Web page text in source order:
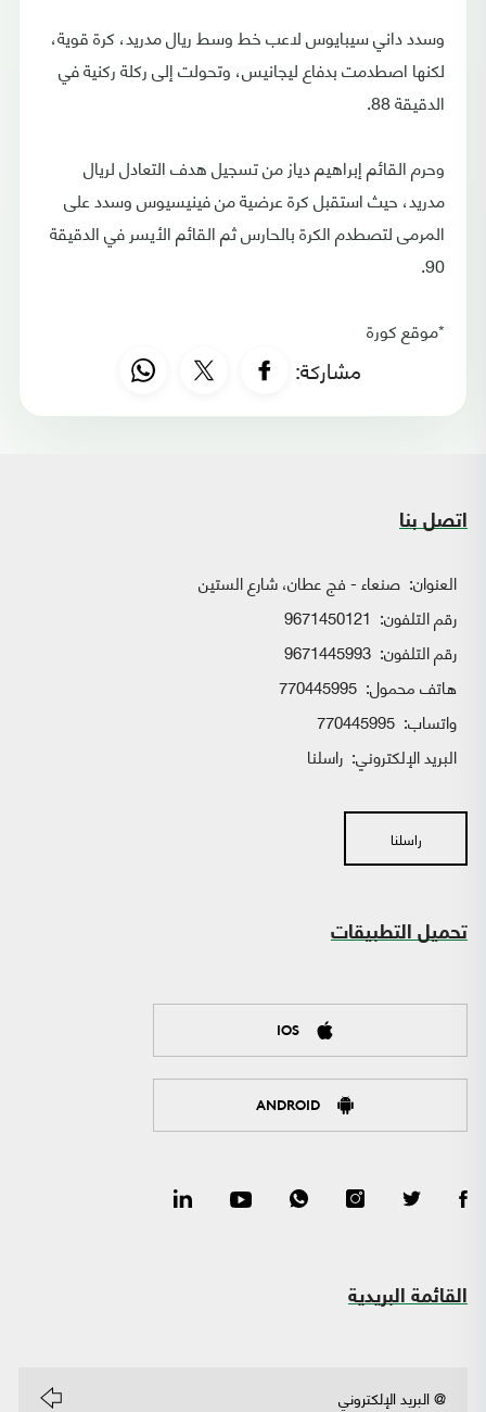
وسدد داني سيبايوس لاعب خط وسط ريال مدريد، كرة قوية،
لكنها اصطدمت بدفاع ليجانيس، وتحولت إلى ركلة ركنية في
الدقيقة 88.
وحرم القائم إبراهيم دياز من تسجيل هدف التعادل لريال
مدريد، حيث استقبل كرة عرضية من فينيسيوس وسدد على
المرمى لتصطدم الكرة بالحارس ثم القائم الأيسر في الدقيقة
90.
*موقع كورة
مشاركة:
اتصل بنا
العنوان: صنعاء - فج عطان، شارع الستين
رقم التلفون: 9671450121
رقم التلفون: 9671445993
هاتف محمول: 770445995
واتساب:
البريد الإلكتروني: راسلنا
راسلنا
تحميل التطبيقات
IOS
ANDROID
القائمة البريدية